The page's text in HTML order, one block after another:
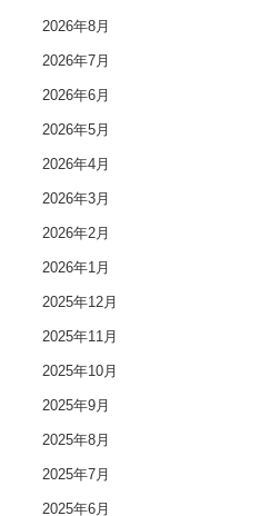
2026年8月
2026年7月
2026年6月
2026年5月
2026年4月
2026年3月
2026年2月
2026年1月
2025年12月
2025年11月
2025年10月
2025年9月
2025年8月
2025年7月
2025年6月